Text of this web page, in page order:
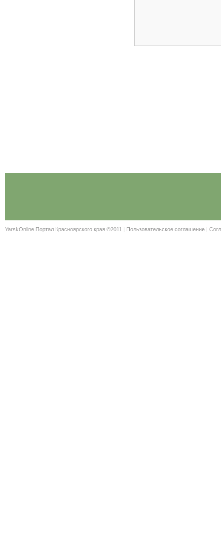
YarskOnline Портал Красноярского края ©2011 | Пользовательское соглашение |